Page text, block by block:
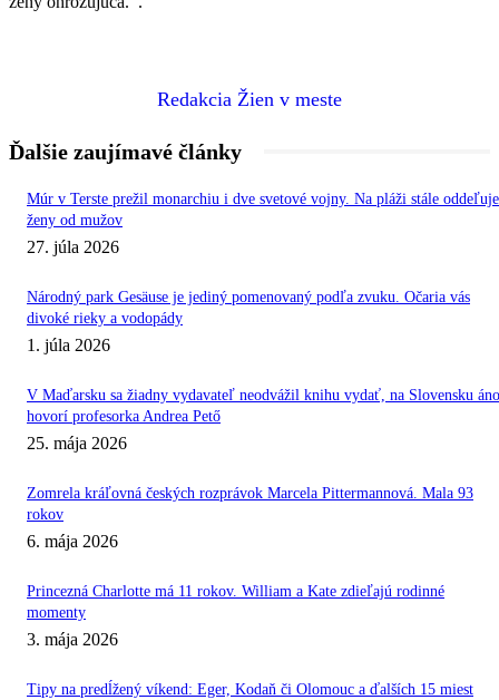
Redakcia Žien v meste
Ďalšie zaujímavé články
Múr v Terste prežil monarchiu i dve svetové vojny. Na pláži stále oddeľuje
ženy od mužov
27. júla 2026
Národný park Gesäuse je jediný pomenovaný podľa zvuku. Očaria vás
divoké rieky a vodopády
1. júla 2026
V Maďarsku sa žiadny vydavateľ neodvážil knihu vydať, na Slovensku
hovorí profesorka Andrea Pető
25. mája 2026
Zomrela kráľovná českých rozprávok Marcela Pittermannová. Mala 93
rokov
6. mája 2026
Princezná Charlotte má 11 rokov. William a Kate zdieľajú rodinné
momenty
3. mája 2026
Tipy na predĺžený víkend: Eger, Kodaň či Olomouc a ďalších 15 miest